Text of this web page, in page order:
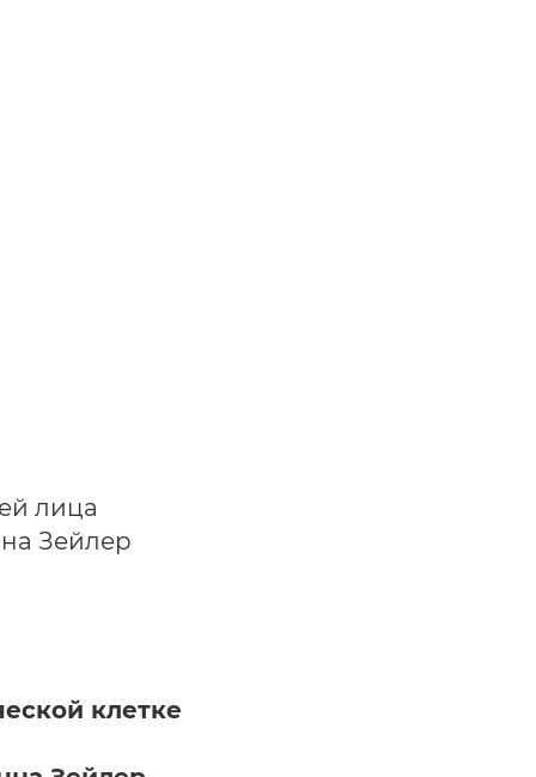
лица
клетке